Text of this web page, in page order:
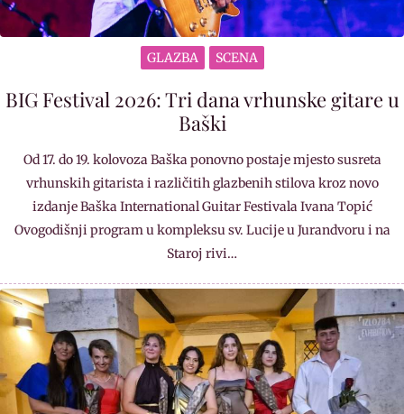
GLAZBA SCENA
BIG Festival 2026: Tri dana vrhunske gitare u
Baški
Od 17. do 19. kolovoza Baška ponovno postaje mjesto susreta
vrhunskih gitarista i različitih glazbenih stilova kroz novo
izdanje Baška International Guitar Festivala Ivana Topić
Ovogodišnji program u kompleksu sv. Lucije u Jurandvoru i na
Staroj rivi…